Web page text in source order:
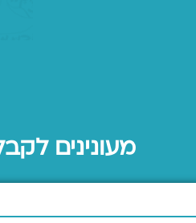
מעונינים